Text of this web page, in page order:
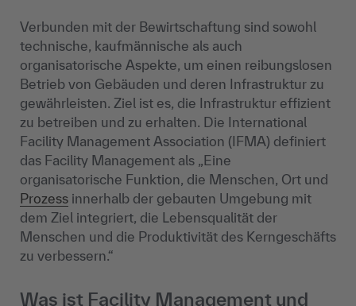
Verbunden mit der Bewirtschaftung sind sowohl
technische, kaufmännische als auch
organisatorische Aspekte, um einen reibungslosen
Betrieb von Gebäuden und deren Infrastruktur zu
gewährleisten. Ziel ist es, die Infrastruktur effizient
zu betreiben und zu erhalten. Die International
Facility Management Association (IFMA) definiert
das Facility Management als „Eine
organisatorische Funktion, die Menschen, Ort und
Prozess innerhalb der gebauten Umgebung mit
dem Ziel integriert, die Lebensqualität der
Menschen und die Produktivität des Kerngeschäfts
zu verbessern.“
Was ist Facility Management und